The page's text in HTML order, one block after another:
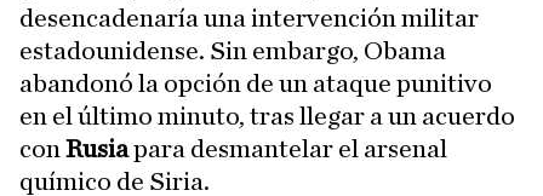
desencadenaría una intervención militar
estadounidense. Sin embargo, Obama
abandonó la opción de un ataque punitivo
en el último minuto, tras llegar a un acuerdo
con Rusiapara desmantelar el arsenal
químico de Siria.